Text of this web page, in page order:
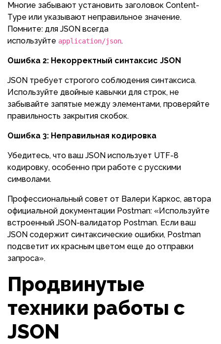
Многие забывают установить заголовок Content-
Type или указывают неправильное значение.
Помните: для JSON всегда
используйте application/json.
Ошибка 2: Некорректный синтаксис JSON
JSON требует строгого соблюдения синтаксиса.
Используйте двойные кавычки для строк, не
забывайте запятые между элементами, проверяйте
правильность закрытия скобок.
Ошибка 3: Неправильная кодировка
Убедитесь, что ваш JSON использует UTF-8
кодировку, особенно при работе с русскими
символами.
Профессиональный совет от Валери Каркос, автора
официальной документации Postman: «Используйте
встроенный JSON-валидатор Postman. Если ваш
JSON содержит синтаксические ошибки, Postman
подсветит их красным цветом еще до отправки
запроса».
Продвинутые
техники работы с
JSON